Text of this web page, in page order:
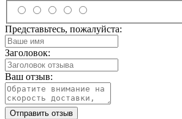
Представьтесь, пожалуйста:
Заголовок:
Ваш отзыв:
Отправить отзыв